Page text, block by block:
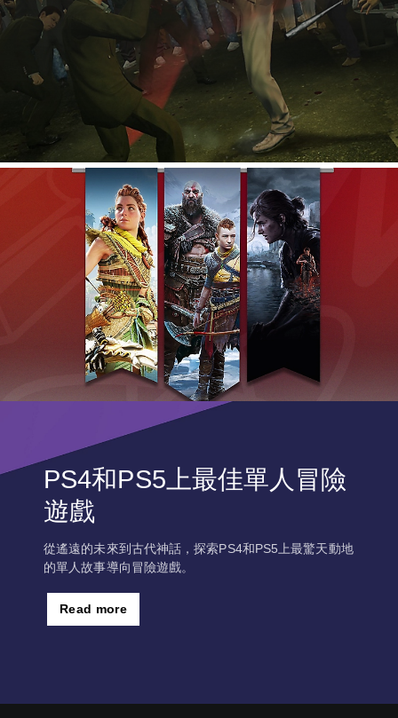
PS4和PS5上最佳單人冒險
遊戲
從遙遠的未來到古代神話，探索PS4和PS5上最驚天動地
的單人故事導向冒險遊戲。
Read more